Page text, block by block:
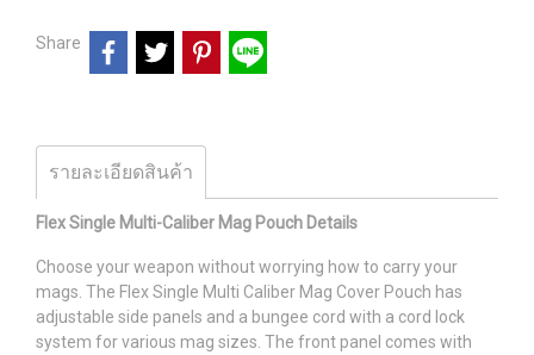
Share
รายละเอียดสินค้า
Flex Single Multi-Caliber Mag Pouch Details
Choose your weapon without worrying how to carry your
mags. The Flex Single Multi Caliber Mag Cover Pouch has
adjustable side panels and a bungee cord with a cord lock
system for various mag sizes. The front panel comes with